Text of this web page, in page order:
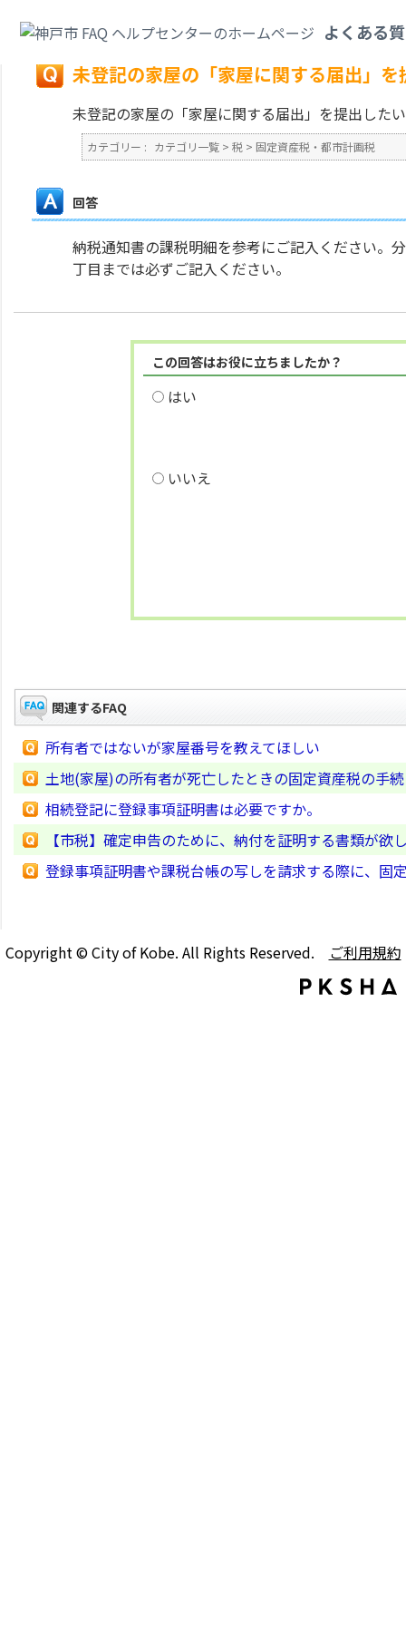
よくある
戻る
未登記の家屋の「家屋に関する届出」
未登記の家屋の「家屋に関する届出」を提出した
カテゴリー : カテゴリ一覧 > 税 > 固定資産税・都市計画税
回答
納税通知書の課税明細を参考にご記入ください。
丁目までは必ずご記入ください。
この回答はお役に立ちましたか？
はい
いいえ
関連するFAQ
所有者ではないが家屋番号を教えてほしい
土地(家屋)の所有者が死亡したときの固定資産税の手
相続登記に登録事項証明書は必要ですか。
【市税】確定申告のために、納付を証明する書類が欲
登録事項証明書や課税台帳の写しを請求する際に、固
Copyright © City of Kobe. All Rights Reserved. ご利用規約